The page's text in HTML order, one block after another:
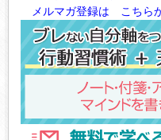
メルマガ登録は こちら